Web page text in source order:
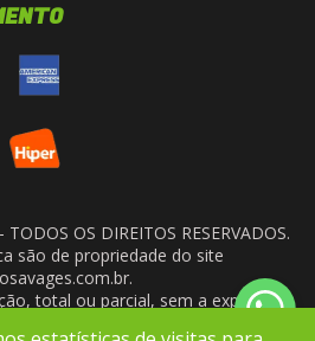
OS DIREITOS RESERVADOS.
são de propriedade do site
total ou parcial, sem a expressa